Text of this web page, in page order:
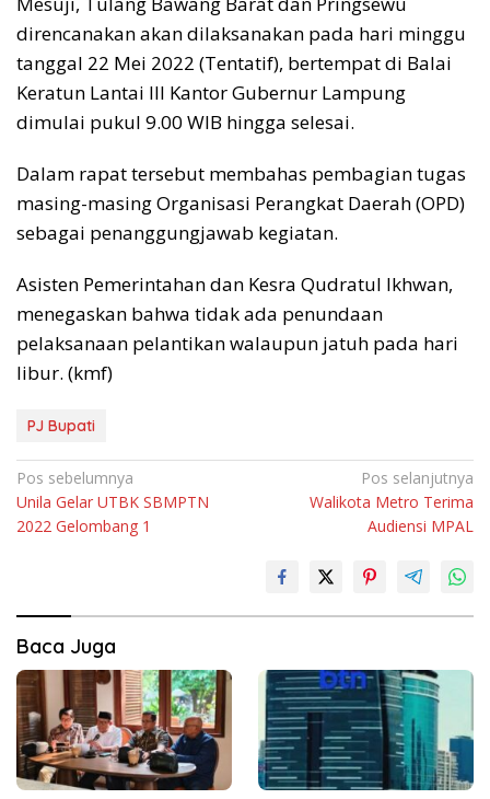
direncanakan akan dilaksanakan pada hari minggu
tanggal 22 Mei 2022 (Tentatif), bertempat di Balai
Keratun Lantai III Kantor Gubernur Lampung
dimulai pukul 9.00 WIB hingga selesai.
Dalam rapat tersebut membahas pembagian tugas
masing-masing Organisasi Perangkat Daerah (OPD)
sebagai penanggungjawab kegiatan.
Asisten Pemerintahan dan Kesra Qudratul Ikhwan,
menegaskan bahwa tidak ada penundaan
pelaksanaan pelantikan walaupun jatuh pada hari
libur. (kmf)
PJ Bupati
Navigasi
pos
Pos sebelumnya
Unila Gelar UTBK SBMPTN
2022 Gelombang 1
Pos selanjutnya
Walikota Metro Terima
Audiensi MPAL
Baca Juga